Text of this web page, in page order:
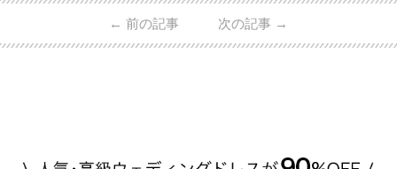
ん・魔裟斗さんの婚約指輪 魔裟斗さんが矢沢さんに
贈られた指輪は1カラットのものです。 ショーメの価
← 前の記事 次の記事 →